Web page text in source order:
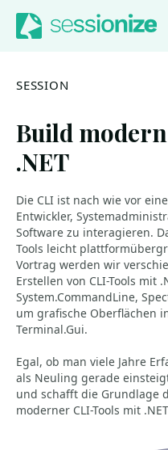
Jump to navigation
Jump to content
SESSION
Build
.NET
Die CLI ist nach wie vor
Entwickler,
Software zu interagieren.
Tools leicht
Vortrag werden wir
Erstellen von CLI-Tools mit
System.CommandLine,
um grafische Oberflächen
Terminal.Gui.
Egal, ob man viele Jahre
als Neuling gerade
und schafft die Grundlage
moderner CLI-Tools mit